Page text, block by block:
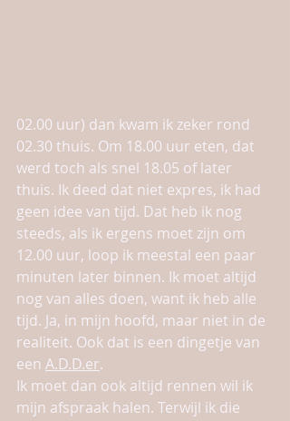
02.00 uur) dan kwam ik zeker rond
02.30 thuis. Om 18.00 uur eten, dat
werd toch als snel 18.05 of later
thuis. Ik deed dat niet expres, ik had
geen idee van tijd. Dat heb ik nog
steeds, als ik ergens moet zijn om
12.00 uur, loop ik meestal een paar
minuten later binnen. Ik moet altijd
nog van alles doen, want ik heb alle
tijd. Ja, in mijn hoofd, maar niet in de
realiteit. Ook dat is een dingetje van
een A.D.D.er.
Ik moet dan ook altijd rennen wil ik
mijn afspraak halen. Terwijl ik die